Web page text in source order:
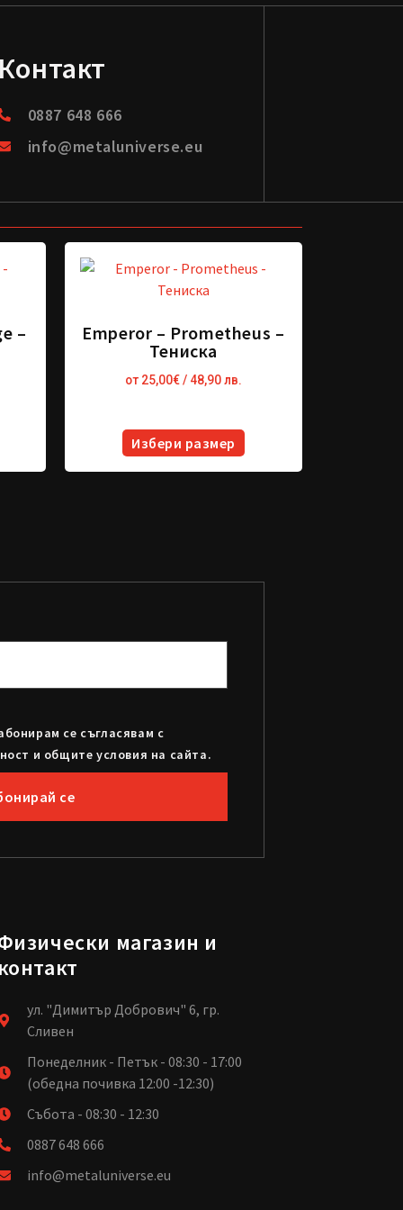
Контакт
0887 648 666
info@metaluniverse.eu
–
Emperor – Prometheus –
Тениска
от 25,00€/ 48,90 лв.
Избери размер
се съгласявам с
и общите условия на сайта.
се
магазин и
контакт
ул. "Димитър Добрович" 6, гр.
Сливен
Понеделник - Петък - 08:30 - 17:00
(обедна почивка 12:00 -12:30)
Събота - 08:30 - 12:30
0887 648 666
info@metaluniverse.eu